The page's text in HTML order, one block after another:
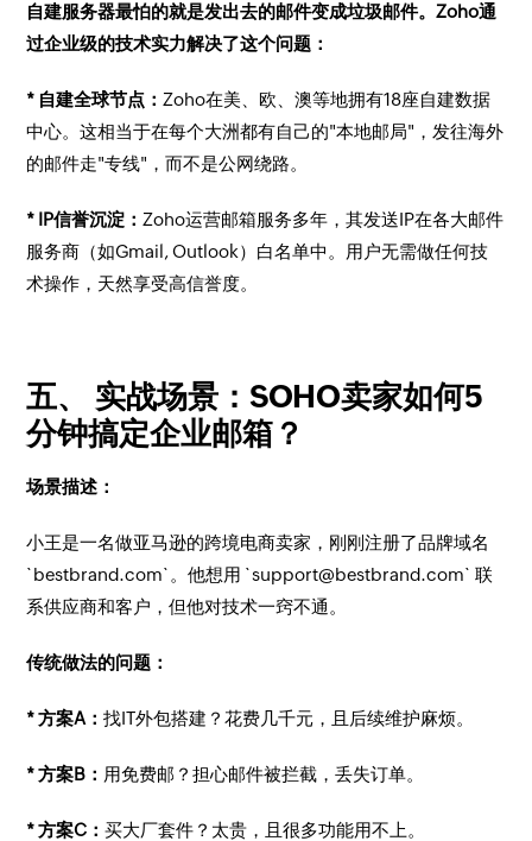
自建服务器最怕的就是发出去的邮件变成垃圾邮件。Zoho通
过企业级的技术实力解决了这个问题：
* 自建全球节点： Zoho在美、欧、澳等地拥有18座自建数据
中心。这相当于在每个大洲都有自己的"本地邮局"，发往海外
的邮件走"专线"，而不是公网绕路。
* IP信誉沉淀： Zoho运营邮箱服务多年，其发送IP在各大邮件
服务商（如Gmail, Outlook）白名单中。用户无需做任何技
术操作，天然享受高信誉度。
五、 实战场景：SOHO卖家如何5
分钟搞定企业邮箱？
场景描述：
小王是一名做亚马逊的跨境电商卖家，刚刚注册了品牌域名
`bestbrand.com`。他想用 `support@bestbrand.com` 联
系供应商和客户，但他对技术一窍不通。
传统做法的问题：
* 方案A：找IT外包搭建？花费几千元，且后续维护麻烦。
* 方案B： 用免费邮？担心邮件被拦截，丢失订单。
* 方案C：买大厂套件？太贵，且很多功能用不上。